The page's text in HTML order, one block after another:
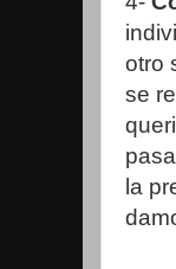
otro
se
la